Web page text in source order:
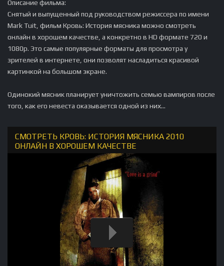
Описание фильма:
Снятый и выпущенный под руководством режиссера по имени
Mark Tuit, фильм Кровь: История мясника можно смотреть
онлайн в хорошем качестве, а конкретно в HD формате 720 и
1080p. Это самые популярные форматы для просмотра у
зрителей в интернете, они позволят насладиться красивой
картинкой на большом экране.
Одинокий мясник планирует уничтожить семью вампиров после
того, как его невеста оказывается одной из них...
СМОТРЕТЬ КРОВЬ: ИСТОРИЯ МЯСНИКА 2010
ОНЛАЙН В ХОРОШЕМ КАЧЕСТВЕ